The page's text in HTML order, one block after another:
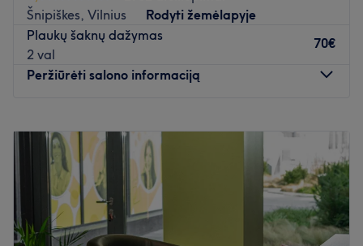
Šnipiškes, Vilnius
Rodyti žemėlapyje
Plaukų šaknų dažymas
2 val
70€
Peržiūrėti salono informaciją
Antradienis
20:00
Trečiadienis
09:00 –
20:00
Ketvirtadienis
09:00–20:00
Penktadienis
09:00–20:00
Šeštadienis
09:00 –20:00
Sekmadienis
Uždaryta